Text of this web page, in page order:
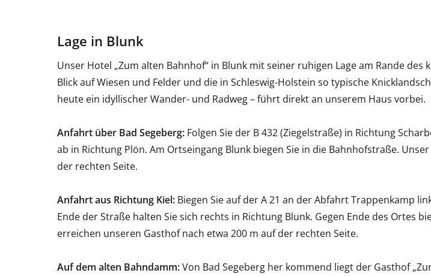
Lage in Blunk
Unser Hotel „Zum alten Bahnhof“ in Blunk mit seiner ruhigen Lage am Rande des
Blick auf Wiesen und Felder und die in Schleswig-Holstein so typische
heute ein idyllischer Wander- und Radweg – führt direkt an unserem Haus vorbei.
Anfahrt über Bad Segeberg: Folgen Sie der B 432 (Ziegelstraße) in Richtung
ab in Richtung Plön. Am Ortseingang Blunk biegen Sie in die Bahnhofstraße.
der rechten Seite.
Anfahrt aus Richtung Kiel: Biegen Sie auf der A 21 an der Abfahrt Trappenkamp
Ende der Straße halten Sie sich rechts in Richtung Blunk. Gegen Ende des Ortes
erreichen unseren Gasthof nach etwa 200 m auf der rechten Seite.
Auf dem alten Bahndamm:Von Bad Segeberg her kommend liegt der Gasthof